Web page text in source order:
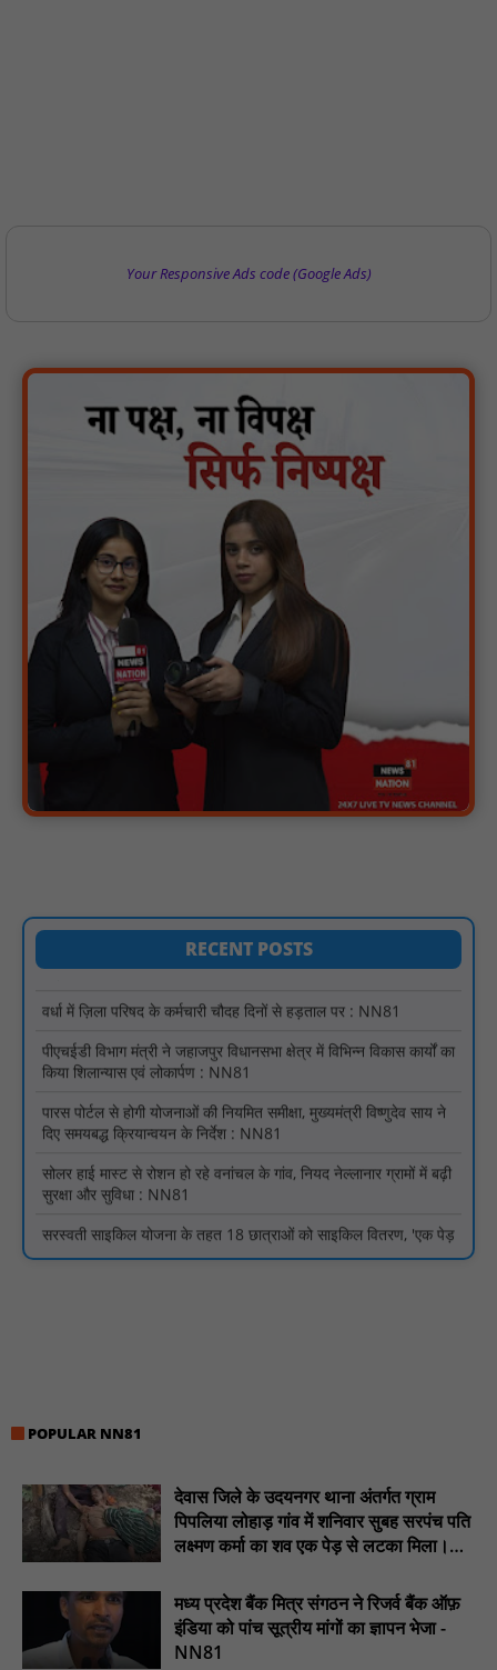
Your Responsive Ads code (Google Ads)
RECENT POSTS
वर्धा में ज़िला परिषद के कर्मचारी चौदह दिनों से हड़ताल पर : NN81
पीएचईडी विभाग मंत्री ने जहाजपुर विधानसभा क्षेत्र में विभिन्न विकास कार्यों का
किया शिलान्यास एवं लोकार्पण : NN81
पारस पोर्टल से होगी योजनाओं की नियमित समीक्षा, मुख्यमंत्री विष्णुदेव साय ने
दिए समयबद्ध क्रियान्वयन के निर्देश : NN81
सोलर हाई मास्ट से रोशन हो रहे वनांचल के गांव, नियद नेल्लानार ग्रामों में बढ़ी
सुरक्षा और सुविधा : NN81
सरस्वती साइकिल योजना के तहत 18 छात्राओं को साइकिल वितरण, 'एक पेड़
माँ के नाम' अभियान में हुआ वृक्षारोपण : NN81
रेजिडेंट डॉक्टरों का शांतिपूर्ण आंदोलन जारी, सभी रेजिडेंट्स का लंबित वेतन
जारी होने तक संघर्ष रहेगा : NN81
टिमरनी नगर व आसपास के ग्रामीण क्षेत्रों के स्कूल वाहन चालकों ने
तहसीलदार को सौंपा ज्ञापन, आज हड़ताल पर रहे सभी वाहन चालक : NN81
मस्तूरी जनपद पंचायत में 131 सरपंचों का प्रशिक्षण संपन्न, वीबी-जी राम-जी
अभियान के बदलावों और तकनीकी प्रबंधन की दी गई विस्तृत जानकारी :
पिड़ावा में आगामी त्योहारों को लेकर शांति समिति की बैठक आयोजित : NN81
वर्धा में ज़िला परिषद के कर्मचारी चौदह दिनों से हड़ताल पर : NN81
पीएचईडी विभाग मंत्री ने जहाजपुर विधानसभा क्षेत्र में विभिन्न विकास कार्यों का
पारस पोर्टल से होगी योजनाओं की नियमित समीक्षा, मुख्यमंत्री विष्णुदेव साय ने
सोलर हाई मास्ट से रोशन हो रहे वनांचल के गांव, नियद नेल्लानार ग्रामों में बढ़ी
सरस्वती साइकिल योजना के तहत 18 छात्राओं को साइकिल वितरण, 'एक पेड़
रेजिडेंट डॉक्टरों का शांतिपूर्ण आंदोलन जारी, सभी रेजिडेंट्स का लंबित वेतन
किया उद्घाटन : NN81
पिड़ावा में आगामी त्योहारों को लेकर शांति समिति की बैठक आयोजित : NN81
POPULAR NN81
देवास जिले के उदयनगर थाना अंतर्गत ग्राम
पिपलिया लोहाड़ गांव में शनिवार सुबह सरपंच पति
लक्ष्मण कर्मा का शव एक पेड़ से लटका मिला।
मध्य प्रदेश बैंक मित्र संगठन ने रिजर्व बैंक ऑफ़
इंडिया को पांच सूत्रीय मांगों का ज्ञापन भेजा -
NN81